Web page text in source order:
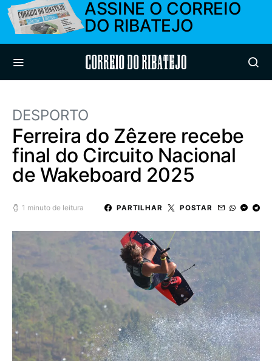
ASSINE O CORREIO
DO RIBATEJO
Correio do Ribatejo
DESPORTO
Ferreira do Zêzere recebe
final do Circuito Nacional
de Wakeboard 2025
1 minuto de leitura PARTILHAR POSTAR